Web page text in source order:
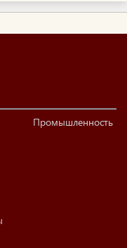
Промышленность